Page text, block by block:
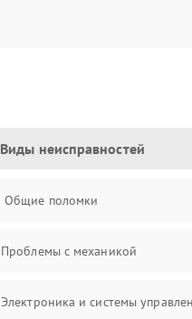
Виды неисправностей
Общие поломки
Проблемы с механикой
Электроника и системы